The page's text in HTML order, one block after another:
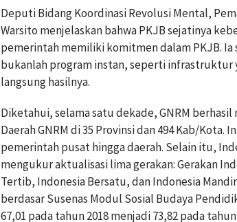
Deputi Bidang Koordinasi Revolusi Mental,
Warsito menjelaskan bahwa PKJB sejatinya
pemerintah memiliki komitmen dalam PKJB.
bukanlah program instan, seperti infrastruktur
langsung hasilnya.
Diketahui, selama satu dekade, GNRM
Daerah GNRM di 35 Provinsi dan 494 Kab/
pemerintah pusat hingga daerah. Selain itu,
mengukur aktualisasi lima gerakan: Gerakan
Tertib, Indonesia Bersatu, dan Indonesia
berdasar Susenas Modul Sosial Budaya
67,01 pada tahun 2018 menjadi 73,82 pada